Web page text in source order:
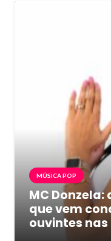
MÚSICA POP
MC
que vem
ouvintes